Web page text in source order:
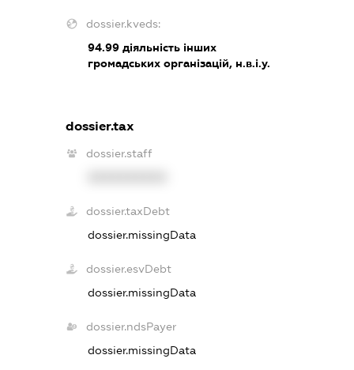
dossier.kveds:
94.99 діяльність інших
громадських організацій, н.в.і.у.
dossier.tax
dossier.staff
dossier.taxDebt
dossier.missingData
dossier.esvDebt
dossier.missingData
dossier.ndsPayer
dossier.missingData